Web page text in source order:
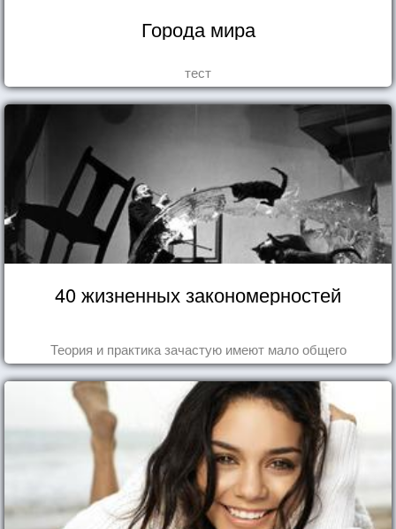
Города мира
тест
40 жизненных закономерностей
Теория и практика зачастую имеют мало общего